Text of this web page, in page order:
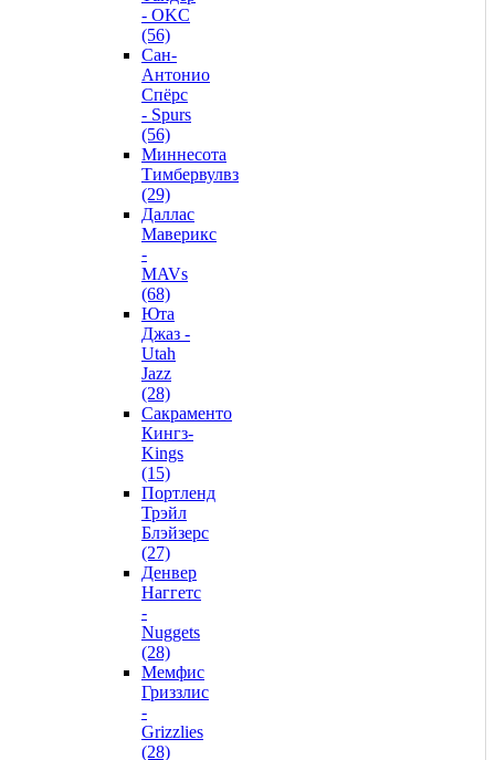
- OKC
(56)
Сан-
Антонио
Спёрс
- Spurs
(56)
Миннесота
Тимбервулвз
(29)
Даллас
Маверикс
-
MAVs
(68)
Юта
Джаз -
Utah
Jazz
(28)
Сакраменто
Кингз-
Kings
(15)
Портленд
Трэйл
Блэйзерс
(27)
Денвер
Наггетс
-
Nuggets
(28)
Мемфис
Гриззлис
-
Grizzlies
(28)